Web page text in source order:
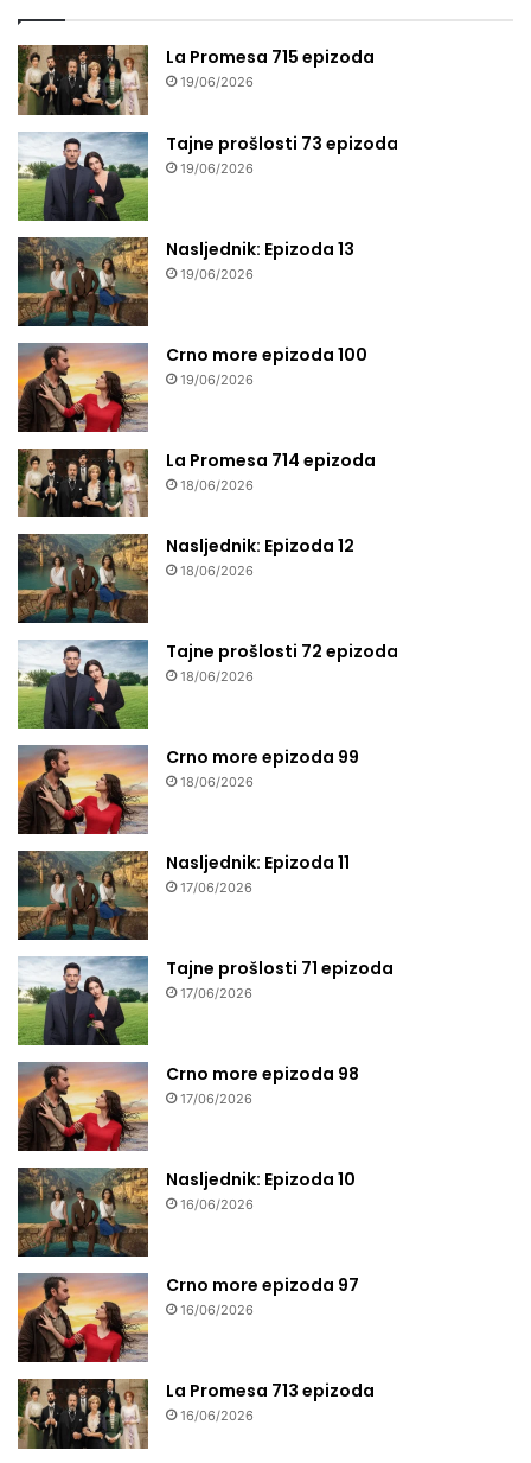
La Promesa 715 epizoda
19/06/2026
Tajne prošlosti 73 epizoda
19/06/2026
Nasljednik: Epizoda 13
19/06/2026
Crno more epizoda 100
19/06/2026
La Promesa 714 epizoda
18/06/2026
Nasljednik: Epizoda 12
18/06/2026
Tajne prošlosti 72 epizoda
18/06/2026
Crno more epizoda 99
18/06/2026
Nasljednik: Epizoda 11
17/06/2026
Tajne prošlosti 71 epizoda
17/06/2026
Crno more epizoda 98
17/06/2026
Nasljednik: Epizoda 10
16/06/2026
Crno more epizoda 97
16/06/2026
La Promesa 713 epizoda
16/06/2026